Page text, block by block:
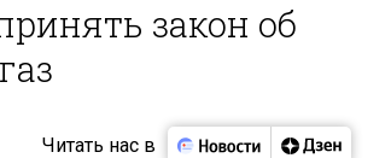
закон об
Читать нас в